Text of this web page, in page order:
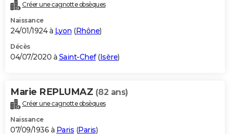
Créer une cagnotte obsèques
Naissance
24/01/1924 à Lyon (Rhône)
Décès
04/07/2020 à Saint-Chef(Isère)
Marie REPLUMAZ (82 ans)
Créer une cagnotte obsèques
Naissance
07/09/1936 à Paris (Paris)